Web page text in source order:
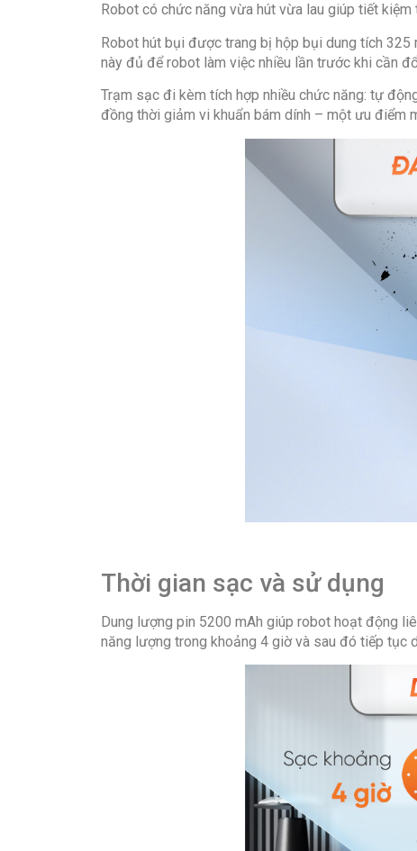
Robot có chức năng vừa hút vừa lau giúp tiết
Robot hút bụi được trang bị hộp bụi dung tích 325
này đủ để robot làm việc nhiều lần trước khi cần
Trạm sạc đi kèm tích hợp nhiều chức năng: tự
đồng thời giảm vi khuẩn bám dính – một ưu điểm
Thời gian sạc và sử dụng
Dung lượng pin 5200 mAh giúp robot hoạt động
năng lượng trong khoảng 4 giờ và sau đó tiếp tục